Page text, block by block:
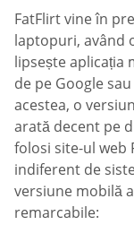
FatFlirt vine în
laptopuri, având
lipsește aplicația
de pe Google
acestea, o
arată decent pe
folosi site-ul web
indiferent de
versiune mobilă
remarcabile: